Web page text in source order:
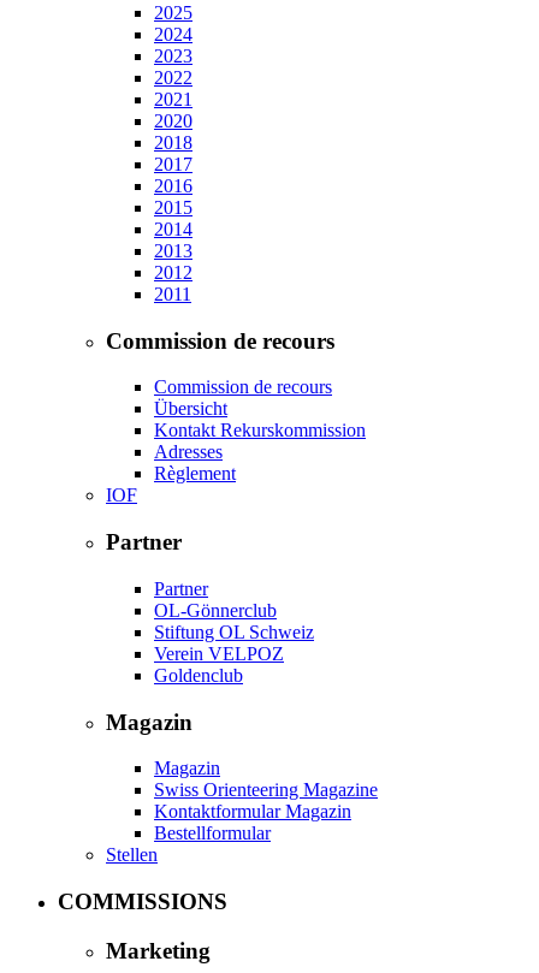
2025
2024
2023
2022
2021
2020
2018
2017
2016
2015
2014
2013
2012
2011
Commission de recours
Commission de recours
Übersicht
Kontakt Rekurskommission
Adresses
Règlement
IOF
Partner
Partner
OL-Gönnerclub
Stiftung OL Schweiz
Verein VELPOZ
Goldenclub
Magazin
Magazin
Swiss Orienteering Magazine
Kontaktformular Magazin
Bestellformular
Stellen
COMMISSIONS
Marketing